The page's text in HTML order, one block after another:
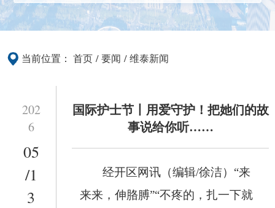
当前位置： 首页 /要闻 /维泰新闻
202
6
05
/1
3
国际护士节丨用爱守护！把她们的故
事说给你听……
经开区网讯（编辑/徐洁）“来
来来，伸胳膊”“不疼的，扎一下就